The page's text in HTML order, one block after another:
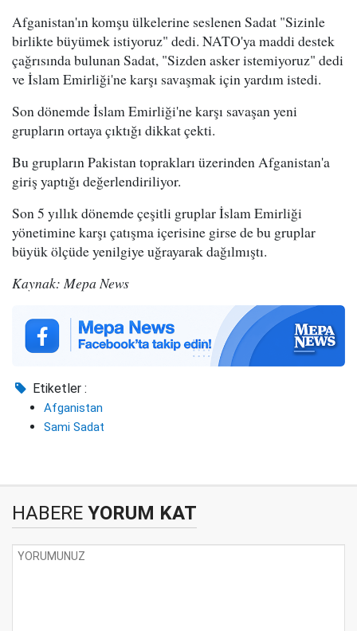
Afganistan'ın komşu ülkelerine seslenen Sadat "Sizinle
birlikte büyümek istiyoruz" dedi. NATO'ya maddi destek
çağrısında bulunan Sadat, "Sizden asker istemiyoruz" dedi
ve İslam Emirliği'ne karşı savaşmak için yardım istedi.
Son dönemde İslam Emirliği'ne karşı savaşan yeni
grupların ortaya çıktığı dikkat çekti.
Bu grupların Pakistan toprakları üzerinden Afganistan'a
giriş yaptığı değerlendiriliyor.
Son 5 yıllık dönemde çeşitli gruplar İslam Emirliği
yönetimine karşı çatışma içerisine girse de bu gruplar
büyük ölçüde yenilgiye uğrayarak dağılmıştı.
Kaynak: Mepa News
Etiketler :
Afganistan
Sami Sadat
HABERE YORUM KAT